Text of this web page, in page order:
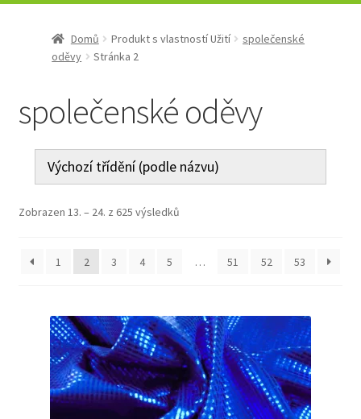
Obchodní podmínky a reklamační řád
Jak nakupovat
Aktuality
Domů Produkt s vlastností Užití
společenské
oděvy
Stránka 2
společenské oděvy
Zobrazen 13. – 24. z 625 výsledků
1 2 3 4 5 … 51 52 53